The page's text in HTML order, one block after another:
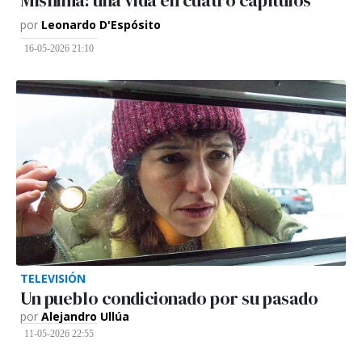
por Leonardo D'Espósito
16-05-2026 21:10
TELEVISIÓN
Un pueblo condicionado por su pasado
por Alejandro Ullúa
11-05-2026 22:55